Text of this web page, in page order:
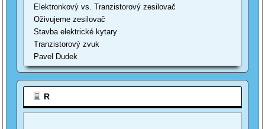
Elektronkový vs. Tranzistorový zesilovač
Oživujeme zesilovač
Stavba elektrické kytary
Tranzistorový zvuk
Pavel Dudek
R